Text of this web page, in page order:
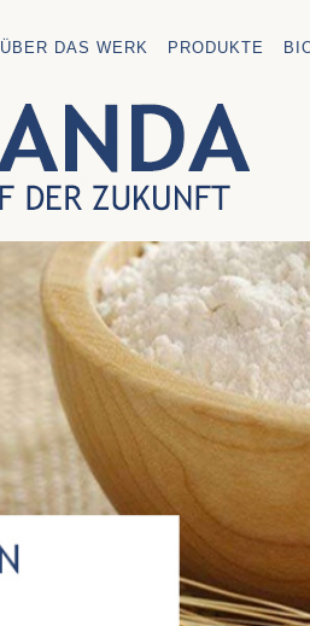
ÜBER DAS WERK PRODUKTE